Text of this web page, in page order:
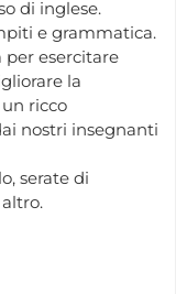
di inglese.
e grammatica.
per esercitare
la
ricco
nostri insegnanti
serate di